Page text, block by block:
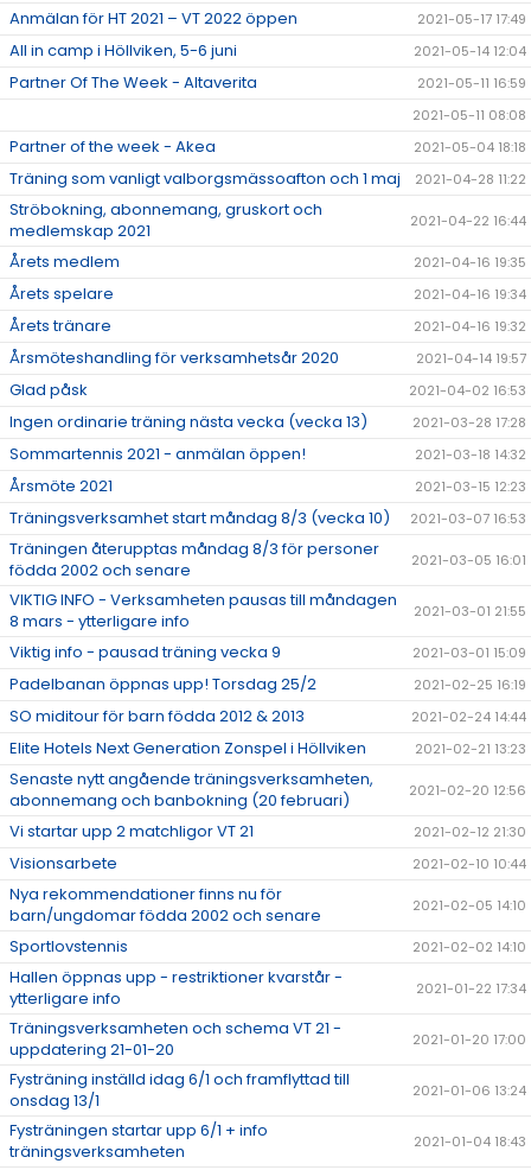
Anmälan för HT 2021 – VT 2022 öppen 2021-05-17 17:49
All in camp i Höllviken, 5-6 juni 2021-05-14 12:04
Partner Of The Week - Altaverita
2021-05-11 16:59
2021-05-11 08:08
Partner of the week - Akea 2021-05-04 18:18
Träning som vanligt valborgsmässoafton och 1 maj 2021-04-28 11:22
Ströbokning, abonnemang, gruskort och
medlemskap 2021
2021-04-22 16:44
Årets medlem 2021-04-16 19:35
Årets spelare 2021-04-16 19:34
Årets tränare 2021-04-16 19:32
Årsmöteshandling för verksamhetsår 2020 2021-04-14 19:57
Glad påsk 2021-04-02 16:53
Ingen ordinarie träning nästa vecka (vecka 13) 2021-03-28 17:28
Sommartennis 2021 - anmälan öppen! 2021-03-18 14:32
Årsmöte 2021 2021-03-15 12:23
Träningsverksamhet start måndag 8/3 (vecka 10) 2021-03-07 16:53
Träningen återupptas måndag 8/3 för personer
födda 2002 och senare
2021-03-05 16:01
VIKTIG INFO - Verksamheten pausas till måndagen
8 mars - ytterligare info
2021-03-01 21:55
Viktig info - pausad träning vecka 9 2021-03-01 15:09
Padelbanan öppnas upp! Torsdag 25/2 2021-02-25 16:19
SO miditour för barn födda 2012 & 2013 2021-02-24 14:44
Elite Hotels Next Generation Zonspel i Höllviken 2021-02-21 13:23
Senaste nytt angående träningsverksamheten,
abonnemang och banbokning (20 februari)
2021-02-20 12:56
Vi startar upp 2 matchligor VT 21 2021-02-12 21:30
Visionsarbete 2021-02-10 10:44
Nya rekommendationer finns nu för
barn/ungdomar födda 2002 och senare
2021-02-05 14:10
Sportlovstennis 2021-02-02 14:10
Hallen öppnas upp - restriktioner kvarstår -
ytterligare info
2021-01-22 17:34
Träningsverksamheten och schema VT 21 -
uppdatering 21-01-20
2021-01-20 17:00
Fysträning inställd idag 6/1 och framflyttad till
onsdag 13/1
2021-01-06 13:24
Fysträningen startar upp 6/1 + info
träningsverksamheten
2021-01-04 18:43